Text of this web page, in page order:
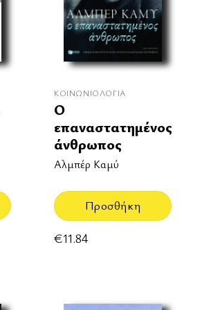
ΚΟΙΝΩΝΙΟΛΟΓΊΑ
Ο
επαναστατημένος
άνθρωπος
Αλμπέρ Καμύ
Προσθήκη
€11.84